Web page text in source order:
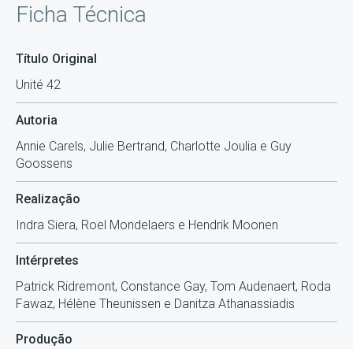
Ficha Técnica
Título Original
Unité 42
Autoria
Annie Carels, Julie Bertrand, Charlotte Joulia e Guy
Goossens
Realização
Indra Siera, Roel Mondelaers e Hendrik Moonen
Intérpretes
Patrick Ridremont, Constance Gay, Tom Audenaert, Roda
Fawaz, Hélène Theunissen e Danitza Athanassiadis
Produção